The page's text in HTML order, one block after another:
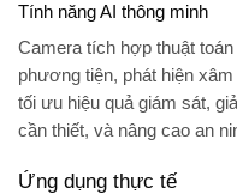
Tính năng AI thông minh
Camera tích hợp thuật toán
phương tiện, phát hiện
tối ưu hiệu quả giám sát,
cần thiết, và nâng cao an
Ứng dụng thực tế